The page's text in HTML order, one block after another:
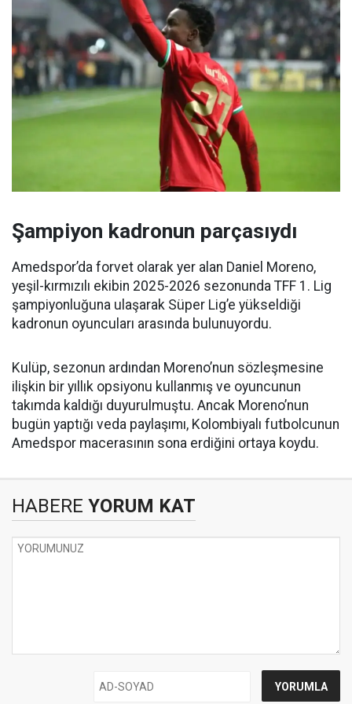
Şampiyon kadronun parçasıydı
Amedspor’da forvet olarak yer alan Daniel Moreno,
yeşil-kırmızılı ekibin 2025-2026 sezonunda TFF 1. Lig
şampiyonluğuna ulaşarak Süper Lig’e yükseldiği
kadronun oyuncuları arasında bulunuyordu.
Kulüp, sezonun ardından Moreno’nun sözleşmesine
ilişkin bir yıllık opsiyonu kullanmış ve oyuncunun
takımda kaldığı duyurulmuştu. Ancak Moreno’nun
bugün yaptığı veda paylaşımı, Kolombiyalı futbolcunun
Amedspor macerasının sona erdiğini ortaya koydu.
HABERE YORUM KAT